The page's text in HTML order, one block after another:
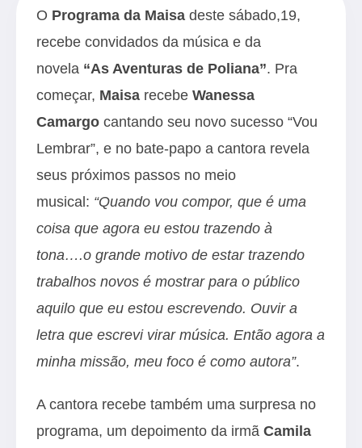
O Programa da Maisa deste sábado,19,
recebe convidados da música e da
novela “As Aventuras de Poliana”. Pra
começar, Maisa recebe Wanessa
Camargo cantando seu novo sucesso “Vou
Lembrar”, e no bate-papo a cantora revela
seus próximos passos no meio
musical: “Quando vou compor, que é uma
coisa que agora eu estou trazendo à
tona….o grande motivo de estar trazendo
trabalhos novos é mostrar para o público
aquilo que eu estou escrevendo. Ouvir a
letra que escrevi virar música. Então agora a
minha missão, meu foco é como autora”.
A cantora recebe também uma surpresa no
programa, um depoimento da irmã Camila